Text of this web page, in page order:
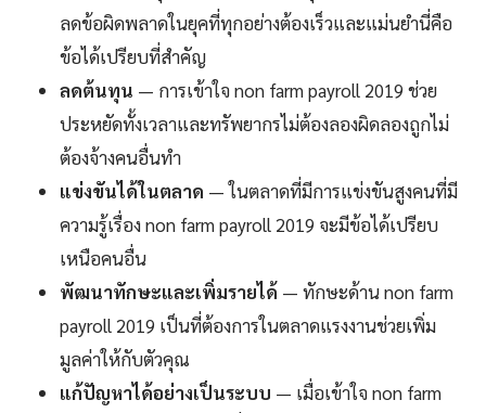
ลดข้อผิดพลาดในยุคที่ทุกอย่างต้องเร็วและแม่นยำนี่คือ
ข้อได้เปรียบที่สำคัญ
ลดต้นทุน — การเข้าใจ non farm payroll 2019 ช่วย
ประหยัดทั้งเวลาและทรัพยากรไม่ต้องลองผิดลองถูกไม่
ต้องจ้างคนอื่นทำ
แข่งขันได้ในตลาด — ในตลาดที่มีการแข่งขันสูงคนที่มี
ความรู้เรื่อง non farm payroll 2019 จะมีข้อได้เปรียบ
เหนือคนอื่น
พัฒนาทักษะและเพิ่มรายได้ — ทักษะด้าน non farm
payroll 2019 เป็นที่ต้องการในตลาดแรงงานช่วยเพิ่ม
มูลค่าให้กับตัวคุณ
แก้ปัญหาได้อย่างเป็นระบบ — เมื่อเข้าใจ non farm